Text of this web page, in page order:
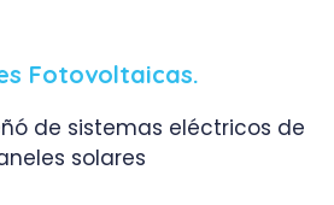
Fotovoltaicas.
de sistemas eléctricos de
solares